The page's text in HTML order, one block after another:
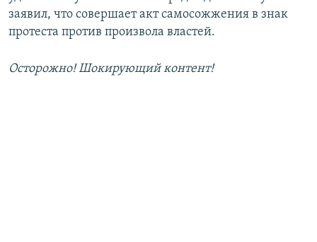
заявил, что совершает акт самосожжения в знак
протеста против произвола властей.
Осторожно! Шокирующий контент!